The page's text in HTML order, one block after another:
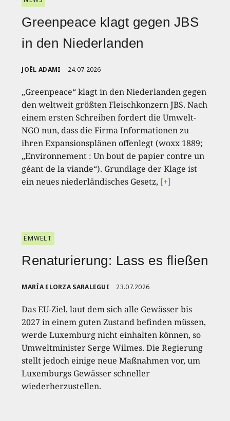
Greenpeace klagt gegen JBS
in den Niederlanden
JOËL ADAMI 24.07.2026
„Greenpeace“ klagt in den Niederlanden gegen
den weltweit größten Fleischkonzern JBS. Nach
einem ersten Schreiben fordert die Umwelt-
NGO nun, dass die Firma Informationen zu
ihren Expansionsplänen offenlegt (woxx 1889;
„Environnement : Un bout de papier contre un
géant de la viande“). Grundlage der Klage ist
ein neues niederländisches Gesetz, [+]
ËMWELT
Renaturierung: Lass es fließen
MARÍA ELORZA SARALEGUI 23.07.2026
Das EU-Ziel, laut dem sich alle Gewässer bis
2027 in einem guten Zustand befinden müssen,
werde Luxemburg nicht einhalten können, so
Umweltminister Serge Wilmes. Die Regierung
stellt jedoch einige neue Maßnahmen vor, um
Luxemburgs Gewässer schneller
wiederherzustellen.